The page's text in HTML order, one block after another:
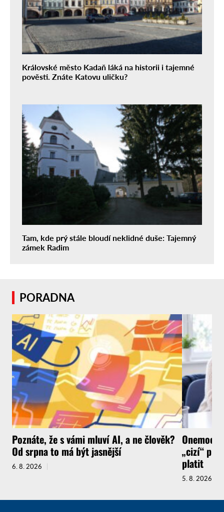
Královské město Kadaň láká na historii i tajemné
pověsti. Znáte Katovu uličku?
Tam, kde prý stále bloudí neklidné duše: Tajemný
zámek Radim
PORADNA
Poznáte, že s vámi mluví AI, a ne člověk?
Od srpna to má být jasnější
6. 8. 2026
„cizí“
platit
5. 8. 2026